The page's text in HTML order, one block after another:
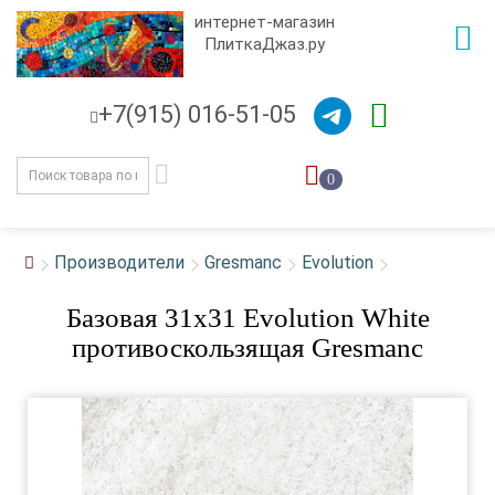
интернет-магазин
ПлиткаДжаз.ру
+7(915) 016-51-05
0
Производители Gresmanc Evolution
Базовая 31x31 Evolution White
противоскользящая Gresmanc